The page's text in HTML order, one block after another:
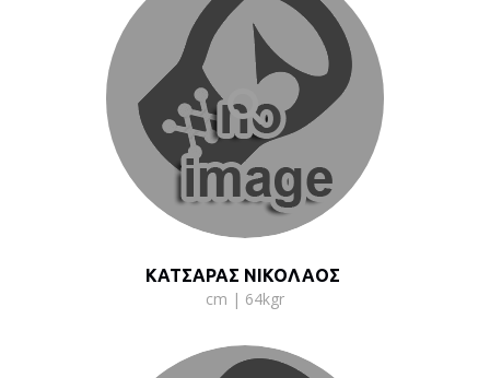
ΚΑΤΣΑΡΑΣ ΝΙΚΟΛΑΟΣ
cm | 64kgr